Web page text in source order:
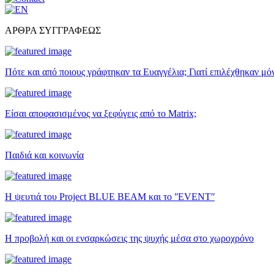
ΑΡΘΡΑ ΣΥΓΓΡΑΦΕΩΣ
Πότε και από ποιους γράφτηκαν τα Ευαγγέλια; Γιατί επιλέχθηκαν
Είσαι αποφασισμένος να ξεφύγεις από το Matrix;
Παιδιά και κοινωνία
Η ψευτιά του Project BLUE BEAM και το ʺEVENTʺ
Η προβολή και οι ενσαρκώσεις της ψυχής μέσα στο χωροχρόνο